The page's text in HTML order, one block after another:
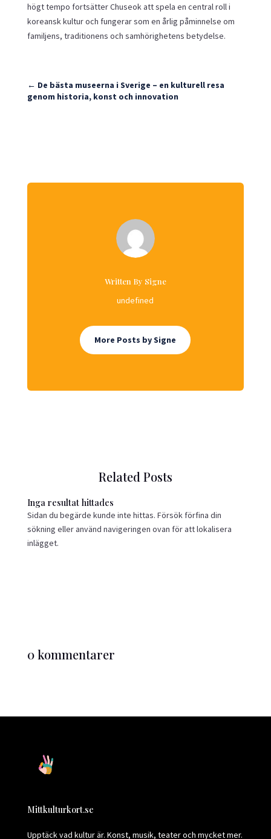
högt tempo fortsätter Chuseok att spela en central roll i
koreansk kultur och fungerar som en årlig påminnelse om
familjens, traditionens och samhörighetens betydelse.
← De bästa museerna i Sverige – en kulturell resa
genom historia, konst och innovation
Written By Signe
undefined
More Posts by Signe
Related Posts
Inga resultat hittades
Sidan du begärde kunde inte hittas. Försök förfina din
sökning eller använd navigeringen ovan för att lokalisera
inlägget.
0 kommentarer
Mittkulturkort.se
Upptäck vad kultur är. Konst, musik, teater och mycket mer.